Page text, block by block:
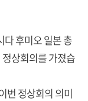
다 후미오 일본 총
상회의를 가졌습
번 정상회의 의미